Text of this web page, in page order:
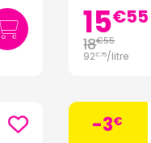
15€55
18€55
92€75/litre
-3€